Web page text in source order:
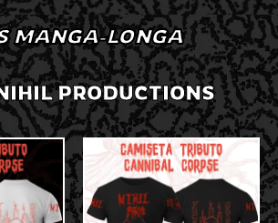
MANGA-LONGA
PRODUCTIONS